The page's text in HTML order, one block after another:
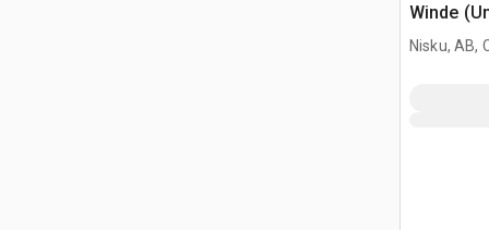
Winde
Nisku, AB,